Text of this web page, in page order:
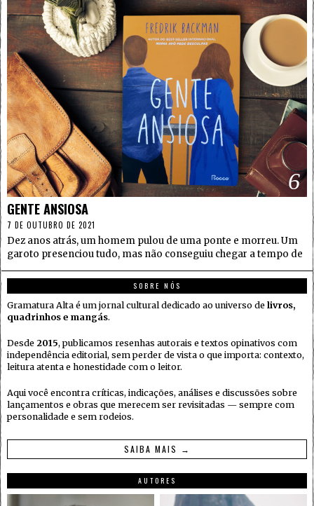
6
GENTE ANSIOSA
7 DE OUTUBRO DE 2021
Dez anos atrás, um homem pulou de uma ponte e morreu. Um
garoto presenciou tudo, mas não conseguiu chegar a tempo de
SOBRE NÓS
Gramatura Alta é um jornal cultural dedicado ao universo de livros,
quadrinhos e mangás.
Desde 2015, publicamos resenhas autorais e textos opinativos com
independência editorial, sem perder de vista o que importa: contexto,
leitura atenta e honestidade com o leitor.
Aqui você encontra críticas, indicações, análises e discussões sobre
lançamentos e obras que merecem ser revisitadas — sempre com
personalidade e sem rodeios.
SAIBA MAIS →
AUTORES